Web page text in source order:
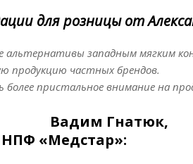
для розницы от
альтернативы западным мягким
продукцию частных брендов.
пристальное внимание на
Вадим Гнатюк,
«Медстар»: